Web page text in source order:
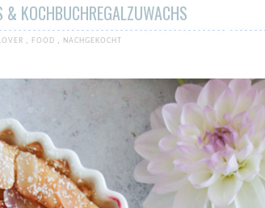
& KOCHBUCHREGALZUWACHS
, FOOD , NACHGEKOCHT